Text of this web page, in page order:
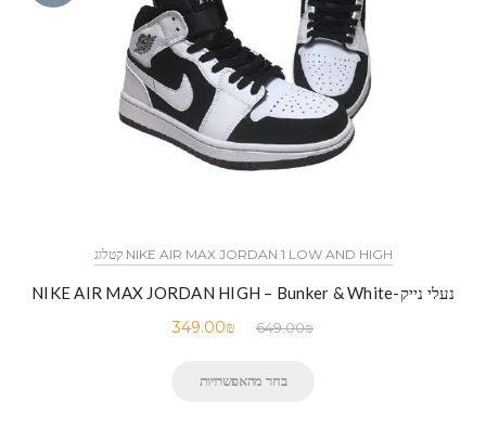
NIKE AIR MAX JORDAN 1 LOW AND HIGH קטלוג
נעלי נייק-NIKE AIR MAX JORDAN HIGH – Bunker & White
649.00₪
349.00₪
בחר מהאפשרויות